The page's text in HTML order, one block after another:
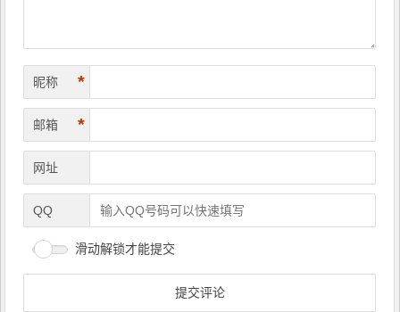
昵称 *
邮箱 *
网址
QQ
滑动解锁才能提交